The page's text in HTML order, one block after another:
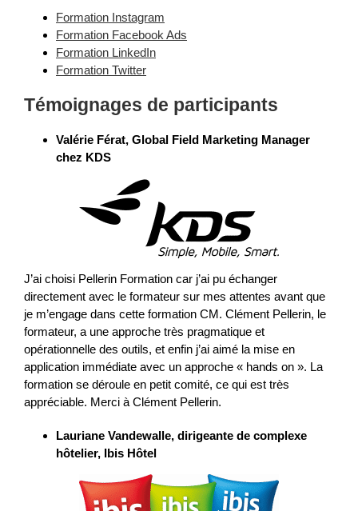
Formation Instagram
Formation Facebook Ads
Formation LinkedIn
Formation Twitter
Témoignages de participants
Valérie Férat, Global Field Marketing Manager
chez KDS
J’ai choisi Pellerin Formation car j’ai pu échanger
directement avec le formateur sur mes attentes avant que
je m’engage dans cette formation CM. Clément Pellerin, le
formateur, a une approche très pragmatique et
opérationnelle des outils, et enfin j’ai aimé la mise en
application immédiate avec un approche « hands on ». La
formation se déroule en petit comité, ce qui est très
appréciable. Merci à Clément Pellerin.
Lauriane Vandewalle, dirigeante de complexe
hôtelier, Ibis Hôtel